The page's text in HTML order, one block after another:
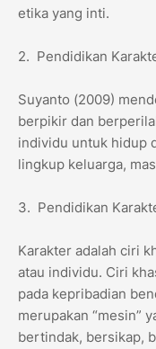
etika yang inti.
2. Pendidikan
Suyanto (2009)
berpikir dan
individu untuk hidup
lingkup keluarga,
3. Pendidikan
Karakter adalah ciri
atau individu. Ciri
pada kepribadian
merupakan “mesin”
bertindak, bersikap,